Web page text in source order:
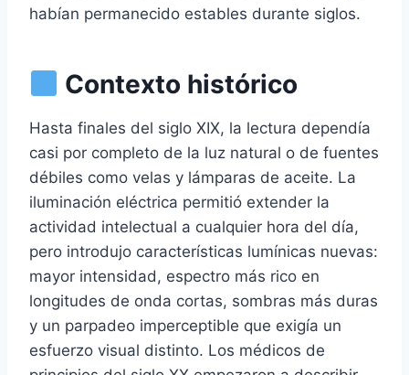
habían permanecido estables durante siglos.
Contexto histórico
Hasta finales del siglo XIX, la lectura dependía
casi por completo de la luz natural o de fuentes
débiles como velas y lámparas de aceite. La
iluminación eléctrica permitió extender la
actividad intelectual a cualquier hora del día,
pero introdujo características lumínicas nuevas:
mayor intensidad, espectro más rico en
longitudes de onda cortas, sombras más duras
y un parpadeo imperceptible que exigía un
esfuerzo visual distinto. Los médicos de